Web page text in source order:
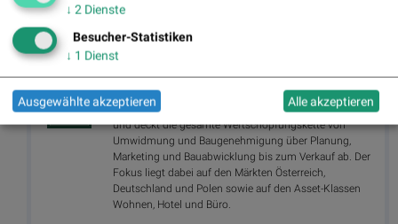
Random Partner
UBM
Die UBM fokussiert sich auf Immobilienentwicklung
und deckt die gesamte Wertschöpfungskette von
Umwidmung und Baugenehmigung über Planung,
Marketing und Bauabwicklung bis zum Verkauf ab. Der
Fokus liegt dabei auf den Märkten Österreich,
Deutschland und Polen sowie auf den Asset-Klassen
Wohnen, Hotel und Büro.
↓ 2 Dienste
Besucher-Statistiken
↓ 1 Dienst
Ausgewählte akzeptieren Alle akzeptieren